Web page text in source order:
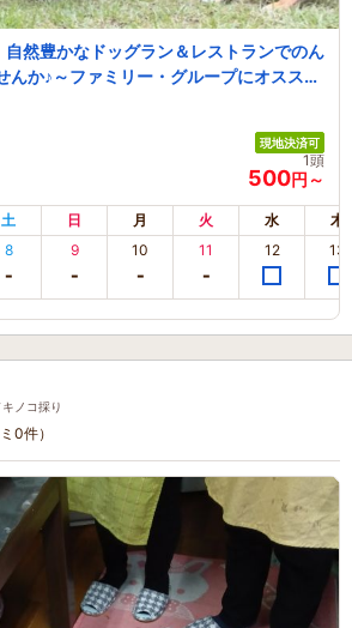
自然豊かなドッグラン＆レストランでのん
んか♪～ファミリー・グループにオススメ
現地決済可
1頭
500円～
土 日 月 火 水 木
8 9 10 11 12 13
ノコ採り
0件）